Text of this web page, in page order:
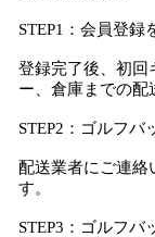
STEP1：会員登録
登録完了後、初回
ー、倉庫までの配
STEP2：ゴルフバ
配送業者にご連絡
す。
STEP3：ゴルフバ